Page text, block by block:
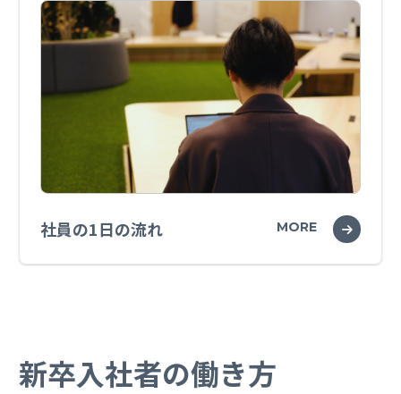
社員の1日の流れ MORE
新卒入社者の働き方